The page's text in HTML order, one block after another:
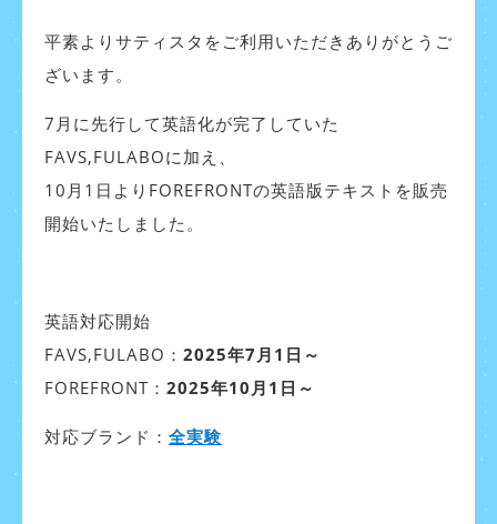
平素よりサティスタをご利用いただきありがとうご
ざいます。
7月に先行して英語化が完了していた
FAVS,FULABOに加え、
10月1日よりFOREFRONTの英語版テキストを販売
開始いたしました。
英語対応開始
FAVS,FULABO： 2025年7月1日～
FOREFRONT： 2025年10月1日～
対応ブランド： 全実験